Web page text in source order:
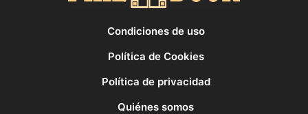
Condiciones de uso
Política de Cookies
Política de privacidad
Quiénes somos